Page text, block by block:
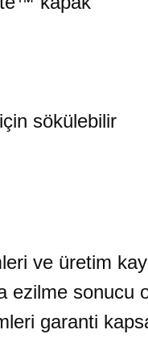
sökülebilir
ve üretim
ezilme sonucu
garanti